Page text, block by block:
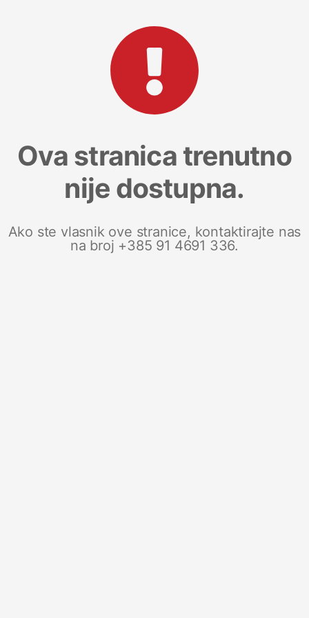
Ova stranica trenutno
nije dostupna.
Ako ste vlasnik ove stranice, kontaktirajte nas
na broj +385 91 4691 336.